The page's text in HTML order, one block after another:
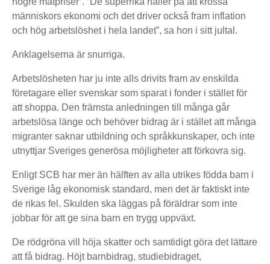
människors ekonomi och det driver också fram inflation
och hög arbetslöshet i hela landet”, sa hon i sitt jultal.
Anklagelserna är snurriga.
Arbetslösheten har ju inte alls drivits fram av enskilda
företagare eller svenskar som sparat i fonder i stället för
att shoppa. Den främsta anledningen till många går
arbetslösa länge och behöver bidrag är i stället att många
migranter saknar utbildning och språkkunskaper, och inte
utnyttjar Sveriges generösa möjligheter att förkovra sig.
Enligt SCB har mer än hälften av alla utrikes födda barn i
Sverige låg ekonomisk standard, men det är faktiskt inte
de rikas fel. Skulden ska läggas på föräldrar som inte
jobbar för att ge sina barn en trygg uppväxt.
De rödgröna vill höja skatter och samtidigt göra det lättare
att få bidrag. Höjt barnbidrag, studiebidraget,